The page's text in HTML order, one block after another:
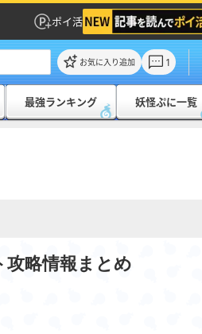
ポイ活
お気に入り追加 1
最強ランキング 妖怪ぷに一覧
攻略情報まとめ